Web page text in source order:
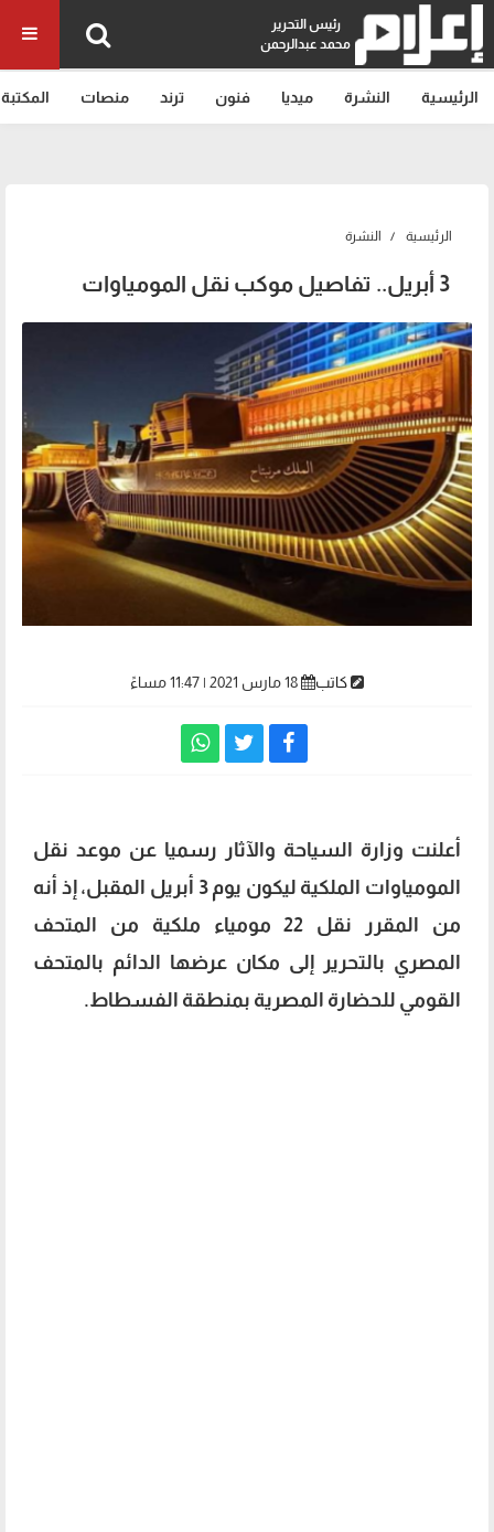
رئيس التحرير
محمد عبدالرحمن
الرئيسية النشرة ميديا فنون ترند منصات المكتبة
الرئيسية النشرة
3 أبريل.. تفاصيل موكب نقل المومياوات
كاتب
أعلنت وزارة السياحة والآثار رسميا عن موعد نقل
المومياوات الملكية ليكون يوم 3 أبريل المقبل، إذ أنه
من المقرر نقل 22 مومياء ملكية من المتحف
المصري بالتحرير إلى مكان عرضها الدائم بالمتحف
القومي للحضارة المصرية بمنطقة الفسطاط.